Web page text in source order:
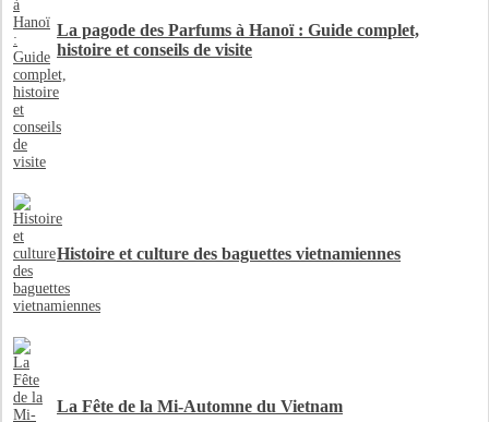
La pagode des Parfums à Hanoï : Guide complet,
histoire et conseils de visite
Histoire et culture des baguettes vietnamiennes
La Fête de la Mi-Automne du Vietnam